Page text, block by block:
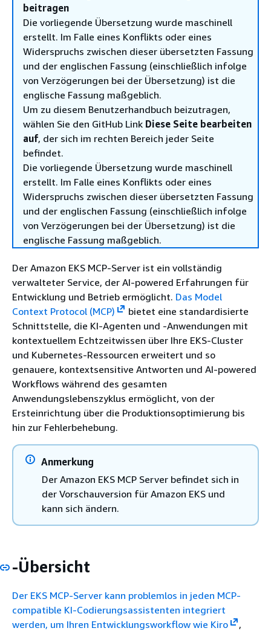
beitragen
Die vorliegende Übersetzung wurde maschinell
erstellt. Im Falle eines Konflikts oder eines
Widerspruchs zwischen dieser übersetzten Fassung
und der englischen Fassung (einschließlich infolge
von Verzögerungen bei der Übersetzung) ist die
englische Fassung maßgeblich.
Um zu diesem Benutzerhandbuch beizutragen,
wählen Sie den GitHub Link Diese Seite bearbeiten
auf, der sich im rechten Bereich jeder Seite
befindet.
Die vorliegende Übersetzung wurde maschinell
erstellt. Im Falle eines Konflikts oder eines
Widerspruchs zwischen dieser übersetzten Fassung
und der englischen Fassung (einschließlich infolge
von Verzögerungen bei der Übersetzung) ist die
englische Fassung maßgeblich.
Der Amazon EKS MCP-Server ist ein vollständig
verwalteter Service, der AI-powered Erfahrungen für
Entwicklung und Betrieb ermöglicht. Das Model
Context Protocol (MCP)
bietet eine standardisierte
Schnittstelle, die KI-Agenten und -Anwendungen mit
kontextuellem Echtzeitwissen über Ihre EKS-Cluster
und Kubernetes-Ressourcen erweitert und so
genauere, kontextsensitive Antworten und AI-powered
Workflows während des gesamten
Anwendungslebenszyklus ermöglicht, von der
Ersteinrichtung über die Produktionsoptimierung bis
hin zur Fehlerbehebung.
Anmerkung
Der Amazon EKS MCP Server befindet sich in
der Vorschauversion für Amazon EKS und
kann sich ändern.
-Übersicht
Der EKS MCP-Server kann problemlos in jeden MCP-
compatible KI-Codierungsassistenten integriert
werden, um Ihren Entwicklungsworkflow wie Kiro
,